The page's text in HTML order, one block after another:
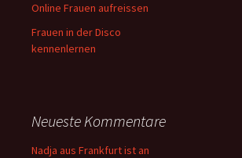
Online Frauen aufreissen
Frauen in der Disco
kennenlernen
Neueste Kommentare
Nadja aus Frankfurt ist an